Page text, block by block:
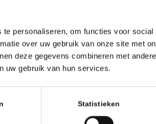
personaliseren, om functies voor
over uw gebruik van onze site met
deze gegevens combineren met
uw gebruik van hun services.
Statistieken
Evenement type
Zomerschaak